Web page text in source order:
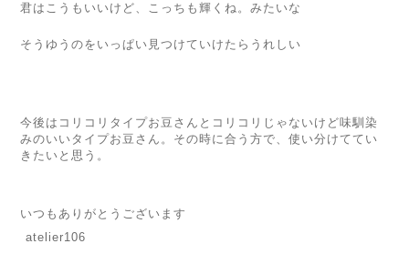
君はこうもいいけど、こっちも輝くね。みたいな
そうゆうのをいっぱい見つけていけたらうれしい
今後はコリコリタイプお豆さんとコリコリじゃないけど味馴染
みのいいタイプお豆さん。 その時に合う方で、使い分けててい
きたいと思う。
いつもありがとうございます
atelier106